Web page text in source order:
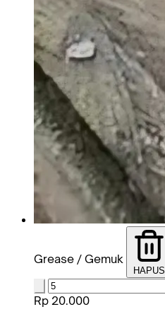
Grease / Gemuk
HAPUS
Rp 20.000